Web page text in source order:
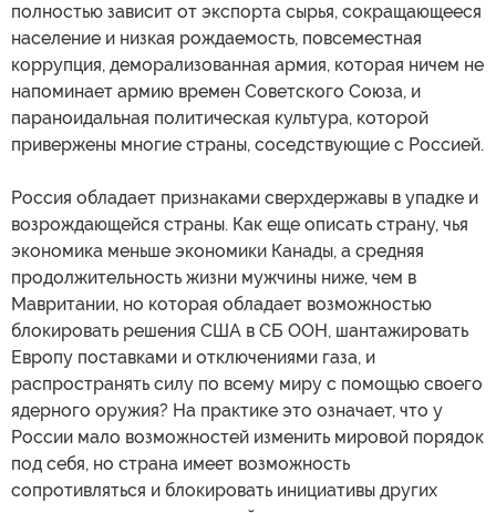
полностью зависит от экспорта сырья, сокращающееся
население и низкая рождаемость, повсеместная
коррупция, деморализованная армия, которая ничем не
напоминает армию времен Советского Союза, и
параноидальная политическая культура, которой
привержены многие страны, соседствующие с Россией.
Россия обладает признаками сверхдержавы в упадке и
возрождающейся страны. Как еще описать страну, чья
экономика меньше экономики Канады, а средняя
продолжительность жизни мужчины ниже, чем в
Мавритании, но которая обладает возможностью
блокировать решения США в СБ ООН, шантажировать
Европу поставками и отключениями газа, и
распространять силу по всему миру с помощью своего
ядерного оружия? На практике это означает, что у
России мало возможностей изменить мировой порядок
под себя, но страна имеет возможность
сопротивляться и блокировать инициативы других